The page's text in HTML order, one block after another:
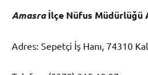
Amasraİlçe Nüfus
Adres: Sepetçi İş Hanı, 74310